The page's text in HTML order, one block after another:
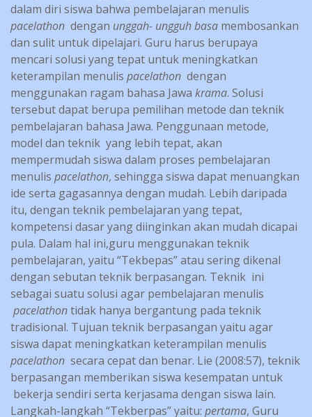
dalam diri siswa bahwa pembelajaran menulis
pacelathon dengan unggah- ungguh basa membosankan
dan sulit untuk dipelajari. Guru harus berupaya
mencari solusi yang tepat untuk meningkatkan
keterampilan menulis pacelathon dengan
menggunakan ragam bahasa Jawa krama. Solusi
tersebut dapat berupa pemilihan metode dan teknik
pembelajaran bahasa Jawa. Penggunaan metode,
model dan teknik yang lebih tepat, akan
mempermudah siswa dalam proses pembelajaran
menulis pacelathon, sehingga siswa dapat menuangkan
ide serta gagasannya dengan mudah. Lebih daripada
itu, dengan teknik pembelajaran yang tepat,
kompetensi dasar yang diinginkan akan mudah dicapai
pula. Dalam hal ini,guru menggunakan teknik
pembelajaran, yaitu “Tekbepas” atau sering dikenal
dengan sebutan teknik berpasangan. Teknik ini
sebagai suatu solusi agar pembelajaran menulis
pacelathontidak hanya bergantung pada teknik
tradisional. Tujuan teknik berpasangan yaitu agar
siswa dapat meningkatkan keterampilan menulis
pacelathon secara cepat dan benar. Lie (2008:57), teknik
berpasangan memberikan siswa kesempatan untuk
bekerja sendiri serta kerjasama dengan siswa lain.
Langkah-langkah “Tekberpas” yaitu: pertama, Guru